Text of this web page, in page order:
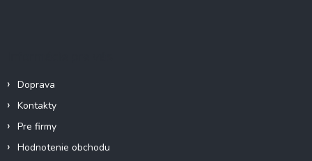
Doprava
Kontakty
Pre firmy
Hodnotenie obchodu